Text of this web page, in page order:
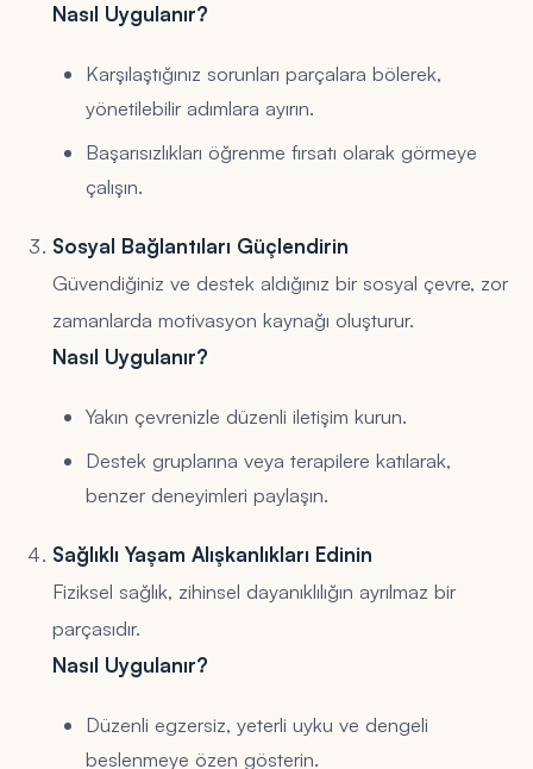
Nasıl Uygulanır?
Karşılaştığınız sorunları parçalara bölerek,
yönetilebilir adımlara ayırın.
Başarısızlıkları öğrenme fırsatı olarak görmeye
çalışın.
Sosyal Bağlantıları Güçlendirin
Güvendiğiniz ve destek aldığınız bir sosyal çevre, zor
zamanlarda motivasyon kaynağı oluşturur.
Nasıl Uygulanır?
Yakın çevrenizle düzenli iletişim kurun.
Destek gruplarına veya terapilere katılarak,
benzer deneyimleri paylaşın.
Sağlıklı Yaşam Alışkanlıkları Edinin
Fiziksel sağlık, zihinsel dayanıklılığın ayrılmaz bir
parçasıdır.
Nasıl Uygulanır?
Düzenli egzersiz, yeterli uyku ve dengeli
beslenmeye özen gösterin.